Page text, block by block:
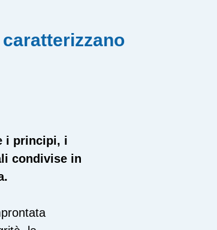
i principi, i
condivise in